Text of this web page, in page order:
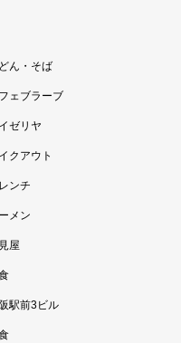
ん・そば
ェブラーブ
ゼリヤ
クアウト
ンチ
メン
屋
駅前3ビル